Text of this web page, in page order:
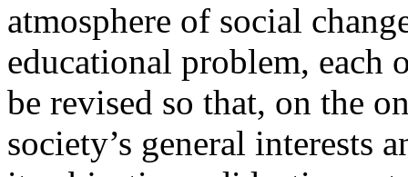
atmosphere of social
educational problem, each
be revised so that, on the
society’s general interests